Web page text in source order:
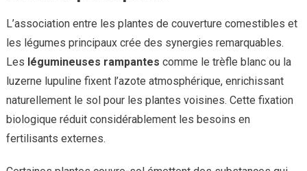
L’association entre les plantes de couverture comestibles et
les légumes principaux crée des synergies remarquables.
Les légumineuses rampantes comme le trèfle blanc ou la
luzerne lupuline fixent l’azote atmosphérique, enrichissant
naturellement le sol pour les plantes voisines. Cette fixation
biologique réduit considérablement les besoins en
fertilisants externes.